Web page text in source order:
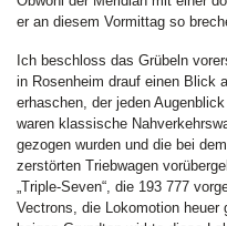
er an diesem Vormittag so
Ich beschloss das Grübeln
in Rosenheim drauf einen Blick
erhaschen, der jeden
waren klassische
gezogen wurden und die bei
zerstörten Triebwagen
„Triple-Seven“, die 193 777
Vectrons, die Lokomotion